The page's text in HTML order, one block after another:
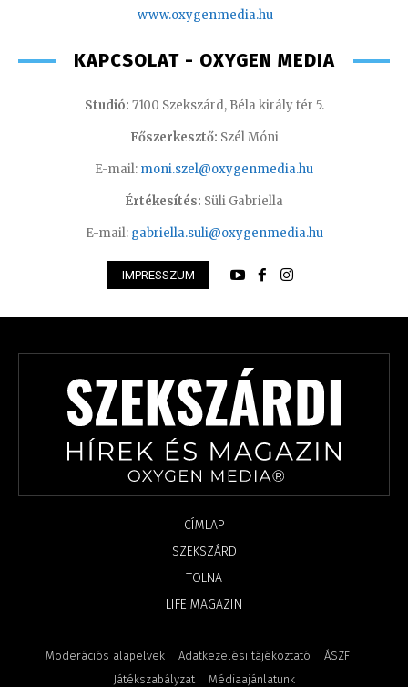
www.oxygenmedia.hu
KAPCSOLAT - OXYGEN MEDIA
Studió: 7100 Szekszárd, Béla király tér 5.
Főszerkesztő: Szél Móni
E-mail: moni.szel@oxygenmedia.hu
Értékesítés: Süli Gabriella
E-mail: gabriella.suli@oxygenmedia.hu
IMPRESSZUM
CÍMLAP
SZEKSZÁRD
TOLNA
LIFE MAGAZIN
Moderációs alapelvek Adatkezelési tájékoztató
ÁSZF
Játékszabályzat
Médiaajánlatunk